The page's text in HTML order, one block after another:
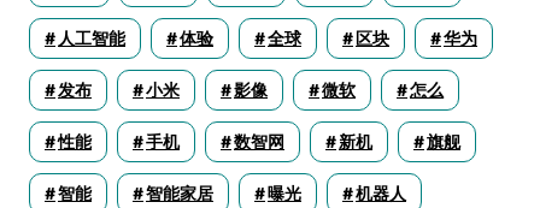
人工智能 体验 全球 区块 华为
发布 小米 影像 微软 怎么
性能 手机 数智网 新机 旗舰
智能 智能家居 曝光 机器人